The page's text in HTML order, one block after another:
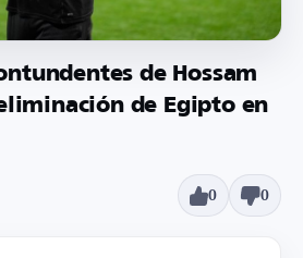
de Hossam
de Egipto en
0 0